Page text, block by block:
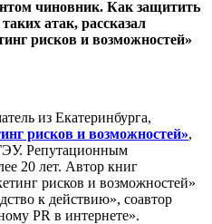
чиновник. Как защитить
атак, рассказал
рисков и возможностей»
из Екатеринбурга,
рисков и возможностей»,
Репутационным
20 лет. Автор книг
рисков и возможностей»
к действию», соавтор
PR в интернете».